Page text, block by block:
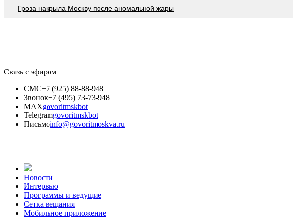
Гроза накрыла Москву после аномальной жары
Связь с эфиром
СМС+7 (925) 88-88-948
Звонок+7 (495) 73-73-948
MAXgovoritmskbot
Telegramgovoritmskbot
Письмоinfo@govoritmoskva.ru
Новости
Интервью
Программы и ведущие
Сетка вещания
Мобильное приложение